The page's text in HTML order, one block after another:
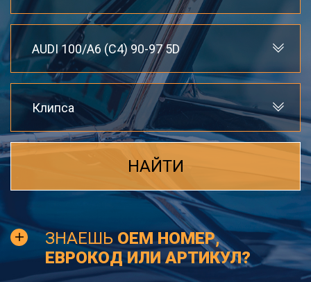
AUDI 100/A6 (C4) 90-97 5D
Клипса
НАЙТИ
ЗНАЕШЬ OEM НОМЕР,
ЕВРОКОД ИЛИ АРТИКУЛ?